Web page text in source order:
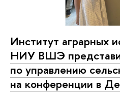
Институт аграрных
НИУ ВШЭ
по управлению
на конференции в